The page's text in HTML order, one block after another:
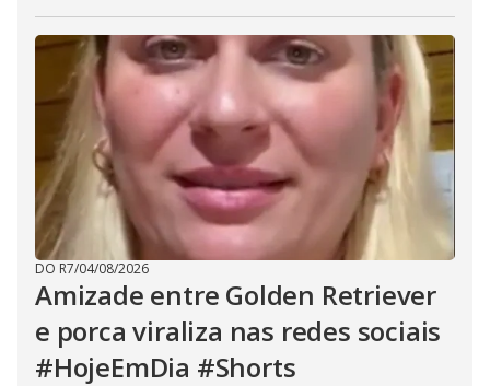
DO R7/04/08/2026
Amizade entre Golden Retriever
e porca viraliza nas redes sociais
#HojeEmDia #Shorts